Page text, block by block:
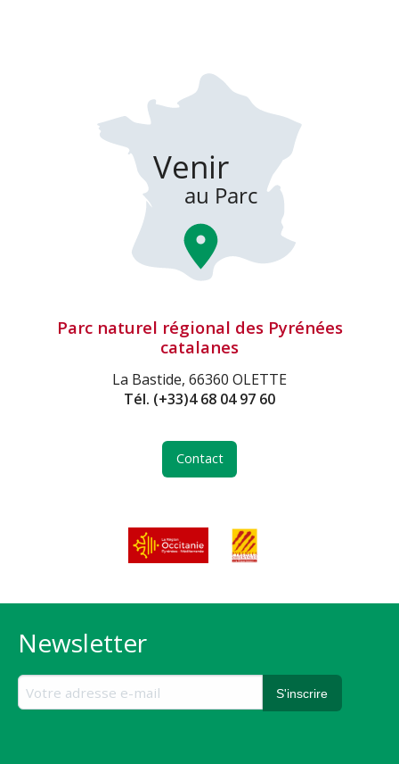
Parc naturel régional des Pyrénées
catalanes
La Bastide, 66360 OLETTE
Tél. (+33)4 68 04 97 60
Contact
Newsletter